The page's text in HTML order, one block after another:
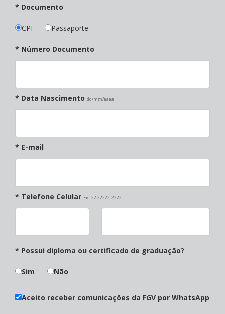
* Documento
CPF Passaporte
* Número Documento
* Data Nascimento dd/mm/aaaa
* E-mail
* Telefone Celular Ex.: 22 22222-2222
* Possui diploma ou certificado de graduação?
Sim Não
Aceito receber comunicações da FGV por WhatsApp